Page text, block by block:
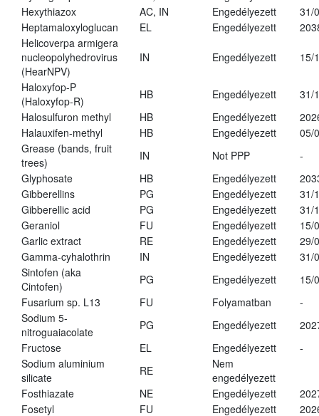
Hexythiazox
AC, IN Engedélyezett
31/
Heptamaloxyloglucan
EL Engedélyezett
Helicoverpa armigera
nucleopolyhedrovirus
(HearNPV)
IN Engedélyezett 15/
Haloxyfop-P
(Haloxyfop-R)
HB Engedélyezett
31/
Halosulfuron methyl
HB Engedélyezett
Halauxifen-methyl
HB Engedélyezett
05/
Grease (bands, fruit
trees)
IN Not PPP
-
Glyphosate
HB Engedélyezett
Gibberellins
PG Engedélyezett
31/
Gibberellic acid
PG Engedélyezett
31/
Geraniol
FU Engedélyezett
15/
Garlic extract
RE Engedélyezett
29/
Gamma-cyhalothrin
IN Engedélyezett
31/
Sintofen (aka
Cintofen)
PG Engedélyezett
15/
Fusarium sp. L13
FU Folyamatban
-
Sodium 5-
nitroguaiacolate
PG Engedélyezett
Fructose
EL Engedélyezett
-
Sodium aluminium
silicate
RE
Nem
engedélyezett
Fosthiazate
NE Engedélyezett
Fosetyl
FU Engedélyezett